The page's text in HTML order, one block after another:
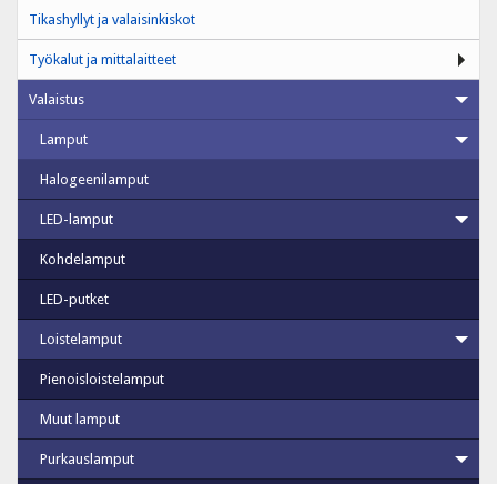
Tikashyllyt ja valaisinkiskot
Työkalut ja mittalaitteet
Valaistus
Lamput
Halogeenilamput
LED-lamput
Kohdelamput
LED-putket
Loistelamput
Pienoisloistelamput
Muut lamput
Purkauslamput